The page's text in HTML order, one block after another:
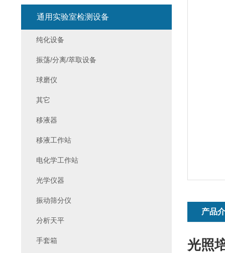
产品
光照
通用实验室检测设备
纯化设备
振荡/分离/萃取设备
球磨仪
其它
移液器
移液工作站
电化学工作站
光学仪器
振动筛分仪
分析天平
手套箱